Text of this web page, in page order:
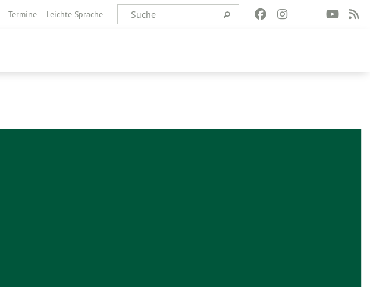
Termine Leichte Sprache